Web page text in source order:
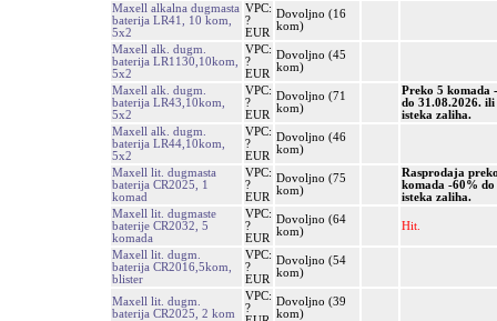
Maxell alkalna dugmasta
baterija LR41, 10 kom,
5x2
VPC:
?
EUR
Dovoljno (16
kom)
Maxell alk. dugm.
baterija LR1130,10kom,
5x2
VPC:
?
EUR
Dovoljno (45
kom)
Maxell alk. dugm.
baterija LR43,10kom,
5x2
VPC:
?
EUR
Dovoljno (71
kom)
Preko 5 komada
do 31.08.2026. ili
isteka zaliha.
Maxell alk. dugm.
baterija LR44,10kom,
5x2
VPC:
?
EUR
Dovoljno (46
kom)
Maxell lit. dugmasta
baterija CR2025, 1
komad
VPC:
?
EUR
Dovoljno (75
kom)
Rasprodaja
komada -60% do
isteka zaliha.
Maxell lit. dugmaste
baterije CR2032, 5
komada
VPC:
?
EUR
Dovoljno (64
kom)
Hit.
Maxell lit. dugm.
baterija CR2016,5kom,
blister
VPC:
?
EUR
Dovoljno (54
kom)
Maxell lit. dugm.
baterija CR2025, 2 kom
VPC:
?
Dovoljno (39
kom)